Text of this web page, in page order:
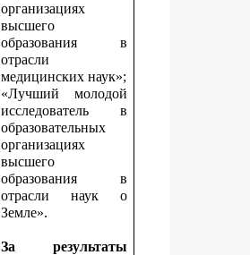
организациях
высшего
образования в
отрасли
медицинских наук»;
«Лучший молодой
исследователь в
образовательных
организациях
высшего
образования в
отрасли наук о
Земле».
За результаты